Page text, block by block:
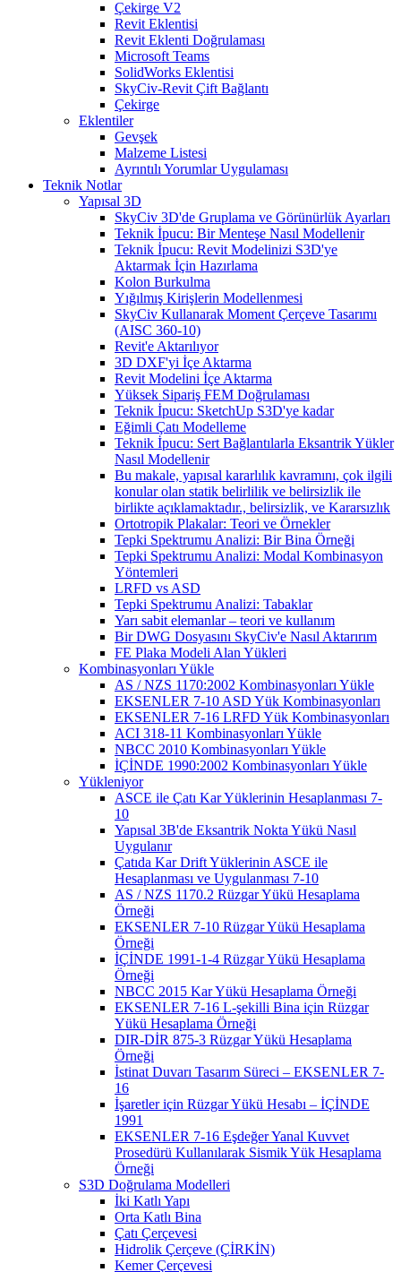
Çekirge V2
Revit Eklentisi
Revit Eklenti Doğrulaması
Microsoft Teams
SolidWorks Eklentisi
SkyCiv-Revit Çift Bağlantı
Çekirge
Eklentiler
Gevşek
Malzeme Listesi
Ayrıntılı Yorumlar Uygulaması
Teknik Notlar
Yapısal 3D
SkyCiv 3D'de Gruplama ve Görünürlük Ayarları
Teknik İpucu: Bir Menteşe Nasıl Modellenir
Teknik İpucu: Revit Modelinizi S3D'ye
Aktarmak İçin Hazırlama
Kolon Burkulma
Yığılmış Kirişlerin Modellenmesi
SkyCiv Kullanarak Moment Çerçeve Tasarımı
(AISC 360-10)
Revit'e Aktarılıyor
3D DXF'yi İçe Aktarma
Revit Modelini İçe Aktarma
Yüksek Sipariş FEM Doğrulaması
Teknik İpucu: SketchUp S3D'ye kadar
Eğimli Çatı Modelleme
Teknik İpucu: Sert Bağlantılarla Eksantrik Yükler
Nasıl Modellenir
Bu makale, yapısal kararlılık kavramını, çok ilgili
konular olan statik belirlilik ve belirsizlik ile
birlikte açıklamaktadır., belirsizlik, ve Kararsızlık
Ortotropik Plakalar: Teori ve Örnekler
Tepki Spektrumu Analizi: Bir Bina Örneği
Tepki Spektrumu Analizi: Modal Kombinasyon
Yöntemleri
LRFD vs ASD
Tepki Spektrumu Analizi: Tabaklar
Yarı sabit elemanlar – teori ve kullanım
Bir DWG Dosyasını SkyCiv'e Nasıl Aktarırım
FE Plaka Modeli Alan Yükleri
Kombinasyonları Yükle
AS / NZS 1170:2002 Kombinasyonları Yükle
EKSENLER 7-10 ASD Yük Kombinasyonları
EKSENLER 7-16 LRFD Yük Kombinasyonları
ACI 318-11 Kombinasyonları Yükle
NBCC 2010 Kombinasyonları Yükle
İÇİNDE 1990:2002 Kombinasyonları Yükle
Yükleniyor
ASCE ile Çatı Kar Yüklerinin Hesaplanması 7-
10
Yapısal 3B'de Eksantrik Nokta Yükü Nasıl
Uygulanır
Çatıda Kar Drift Yüklerinin ASCE ile
Hesaplanması ve Uygulanması 7-10
AS / NZS 1170.2 Rüzgar Yükü Hesaplama
Örneği
EKSENLER 7-10 Rüzgar Yükü Hesaplama
Örneği
İÇİNDE 1991-1-4 Rüzgar Yükü Hesaplama
Örneği
NBCC 2015 Kar Yükü Hesaplama Örneği
EKSENLER 7-16 L-şekilli Bina için Rüzgar
Yükü Hesaplama Örneği
DIR-DİR 875-3 Rüzgar Yükü Hesaplama
Örneği
İstinat Duvarı Tasarım Süreci – EKSENLER 7-
16
İşaretler için Rüzgar Yükü Hesabı – İÇİNDE
1991
EKSENLER 7-16 Eşdeğer Yanal Kuvvet
Prosedürü Kullanılarak Sismik Yük Hesaplama
Örneği
S3D Doğrulama Modelleri
İki Katlı Yapı
Orta Katlı Bina
Çatı Çerçevesi
Hidrolik Çerçeve (ÇİRKİN)
Kemer Çerçevesi